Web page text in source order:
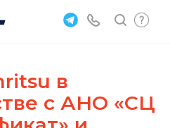
в
с АНО «СЦ